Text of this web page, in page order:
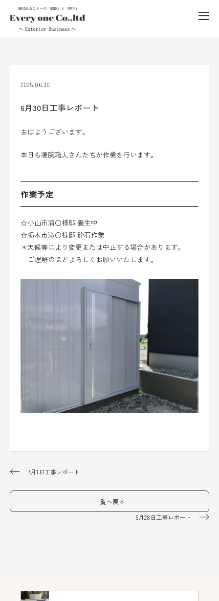
2025.06.30
6月30日工事レポート
おはようございます。
本日も凄腕職人さんたちが作業を行います。
作業予定
☆小山市浦〇様邸 養生中
☆栃木市滝〇様邸 砕石作業
＊天候等により変更または中止する場合があります。
ご理解のほどよろしくお願いいたします。
7月1日工事レポート
一覧へ戻る
6月28日工事レポート